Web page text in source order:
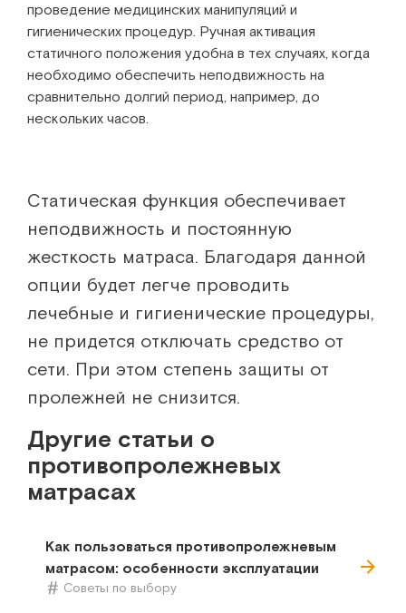
проведение медицинских манипуляций и
гигиенических процедур. Ручная активация
статичного положения удобна в тех случаях, когда
необходимо обеспечить неподвижность на
сравнительно долгий период, например, до
нескольких часов.
Статическая функция обеспечивает
неподвижность и постоянную
жесткость матраса. Благодаря данной
опции будет легче проводить
лечебные и гигиенические процедуры,
не придется отключать средство от
сети. При этом степень защиты от
пролежней не снизится.
Другие статьи о
противопролежневых
матрасах
Как пользоваться противопролежневым
матрасом: особенности эксплуатации
Советы по выбору